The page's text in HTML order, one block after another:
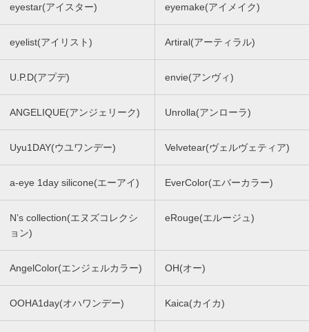
eyestar(アイスター) eyemake(アイメイク)
eyelist(アイリスト) Artiral(アーティラル)
U.P.D(アプデ) envie(アンヴィ)
ANGELIQUE(アンジェリーク) Unrolla(アンローラ)
Uyu1DAY(ウユワンデー) Velvetear(ヴェルヴェティア)
a-eye 1day silicone(エーアイ) EverColor(エバーカラー)
N’s collection(エヌズコレクシ
ョン)
eRouge(エルージュ)
AngelColor(エンジェルカラー) OH(オー)
OOHA1day(オハワンデー) Kaica(カイカ)